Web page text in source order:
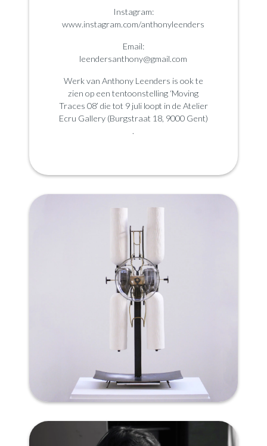
Instagram:
www.instagram.com/anthonyleenders
Email:
leendersanthony@gmail.com
Werk van Anthony Leenders is ook te
zien op een tentoonstelling ‘Moving
Traces 08’ die tot 9 juli loopt in de Atelier
Ecru Gallery (Burgstraat 18, 9000 Gent)
.